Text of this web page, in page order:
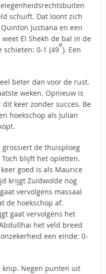
schuift. Dat loont zich
Justiana en een
El Shekh de bal in de
0-1 (49
e
). Een
beter dan voor de rust.
weken. Opnieuw is
keer zonder succes. Be
hoekschop als Julian
grossiert de thuisploeg
blijft het opletten.
goed is als Maurice
krijgt Zuidwolde nog
vervolgens massaal
de hoekschop af.
gaat vervolgens het
het veld breed
een einde: 0-
knip. Negen punten uit